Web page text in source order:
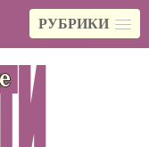
РУБРИКИ